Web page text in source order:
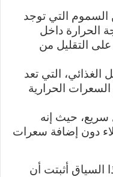
التي توجد
الحرارة داخل
التقليل من
الغذائي، التي تعد
الحرارية
حيث إنه
دون إضافة سعرات
السياق أثبتت أن